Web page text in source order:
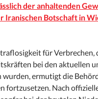
der anhaltenden
Iranischen Botschaft in
für Verbrechen,
bei den aktuellen
wurden, ermutigt die
fortzusetzen. Nach